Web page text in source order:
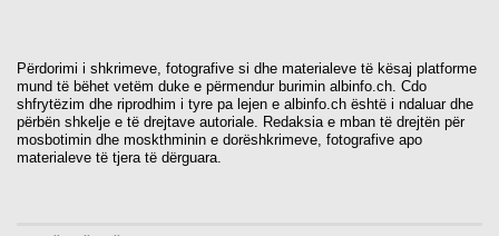
Përdorimi i shkrimeve, fotografive si dhe materialeve të kësaj platforme
mund të bëhet vetëm duke e përmendur burimin albinfo.ch. Cdo
shfrytëzim dhe riprodhim i tyre pa lejen e albinfo.ch është i ndaluar dhe
përbën shkelje e të drejtave autoriale. Redaksia e mban të drejtën për
mosbotimin dhe moskthminin e dorëshkrimeve, fotografive apo
materialeve të tjera të dërguara.